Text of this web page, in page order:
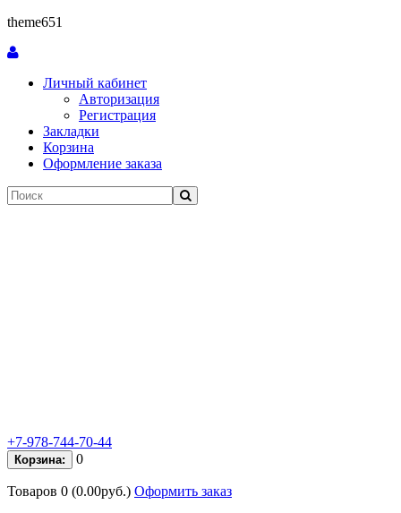
theme651
Личный кабинет
Авторизация
Регистрация
Закладки
Корзина
Оформление заказа
+7-978-744-70-44
Корзина: 0
Товаров 0 (0.00руб.) Оформить заказ